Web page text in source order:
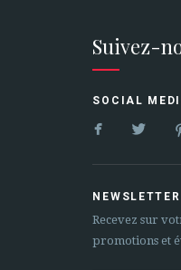
Suivez-
SOCIAL
 
NEWSLETTER
Recevez sur
promotions et